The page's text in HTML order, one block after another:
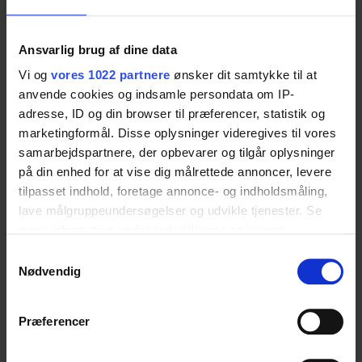
Ansvarlig brug af dine data
Vi og vores 1022 partnere ønsker dit samtykke til at
anvende cookies og indsamle persondata om IP-
adresse, ID og din browser til præferencer, statistik og
marketingformål. Disse oplysninger videregives til vores
samarbejdspartnere, der opbevarer og tilgår oplysninger
på din enhed for at vise dig målrettede annoncer, levere
tilpasset indhold, foretage annonce- og indholdsmåling,
lave målgruppeundersøgelser og udvikle tjenester. Se
tilbage eller ændre indstillinger fra vores
"Cookiedeklaration", eller ved at trykke på "Privacy
Nødvendig
Præferencer
Downloads